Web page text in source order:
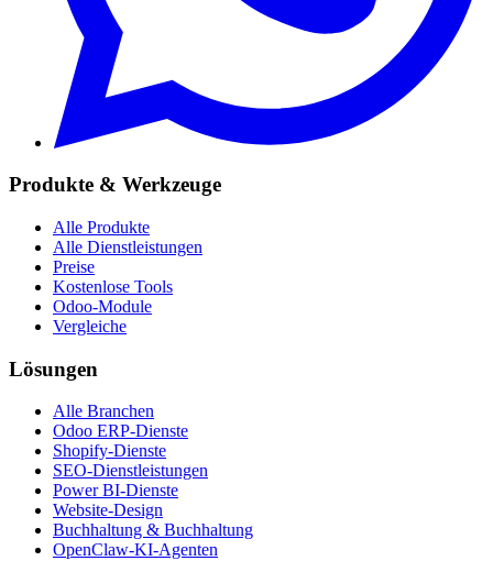
Produkte & Werkzeuge
Alle Produkte
Alle Dienstleistungen
Preise
Kostenlose Tools
Odoo-Module
Vergleiche
Lösungen
Alle Branchen
Odoo ERP-Dienste
Shopify-Dienste
SEO-Dienstleistungen
Power BI-Dienste
Website-Design
Buchhaltung & Buchhaltung
OpenClaw-KI-Agenten